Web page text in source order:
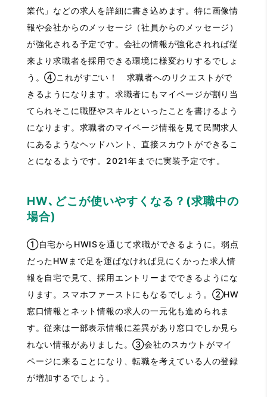
業代」などの求人を詳細に書き込めます。特に画像情
報や会社からのメッセージ（社員からのメッセージ）
が強化される予定です。会社の情報が強化されれば従
来より求職者を採用できる環境に様変わりするでしょ
う。④これがすごい！ 求職者へのリクエストがで
きるようになります。求職者にもマイページが割り当
てられそこに職歴やスキルといったことを書けるよう
になります。求職者のマイページ情報を見て民間求人
にあるようなヘッドハント、直接スカウトができるこ
とになるようです。2021年までに実装予定です。
HW､どこが使いやすくなる？(求職中の
場合)
①自宅からHWISを通じて求職ができるように。弱点
だったHWまで足を運ばなければ見にくかった求人情
報を自宅で見て、採用エントリーまでできるようにな
ります。スマホファーストにもなるでしょう。②HW
窓口情報とネット情報の求人の一元化も進められま
す。従来は一部表示情報に差異があり窓口でしか見ら
れない情報がありました。③会社のスカウトがマイ
ページに来ることになり、転職を考えている人の登録
が増加するでしょう。